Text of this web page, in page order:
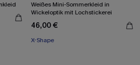
Weißes Mini-Sommerkleid in
Wickeloptik mit Lochstickerei
46,00 €
X-Shape